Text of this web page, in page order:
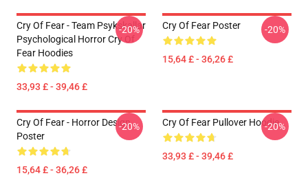
Cry Of Fear - Team Psykskallar
Psychological Horror Cry Of
Fear Hoodies
33,93 £ - 39,46 £
-20% Cry Of Fear Poster
15,64 £ - 36,26 £
-20%
Cry Of Fear - Horror Design
Poster
15,64 £ - 36,26 £
-20% Cry Of Fear Pullover Hoodie
33,93 £ - 39,46 £
-20%